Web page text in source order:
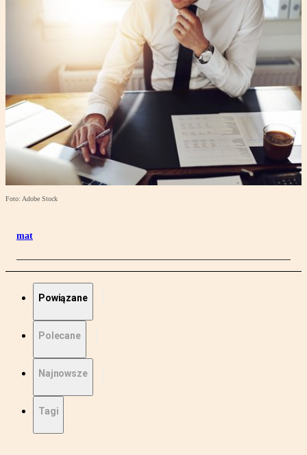
Foto: Adobe Stock
mat
Powiązane
Polecane
Najnowsze
Tagi